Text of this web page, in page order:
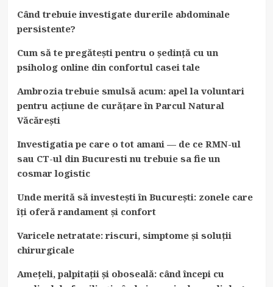
Insuficienței
Cardiace
Când trebuie investigate durerile abdominale
persistente?
Cum să te pregătești pentru o ședință cu un
psiholog online din confortul casei tale
Ambrozia trebuie smulsă acum: apel la voluntari
pentru acțiune de curățare în Parcul Natural
Văcărești
Investigatia pe care o tot amani — de ce RMN-ul
sau CT-ul din Bucuresti nu trebuie sa fie un
cosmar logistic
Unde merită să investești în București: zonele care
îți oferă randament și confort
Varicele netratate: riscuri, simptome și soluții
chirurgicale
Amețeli, palpitații și oboseală: când începi cu